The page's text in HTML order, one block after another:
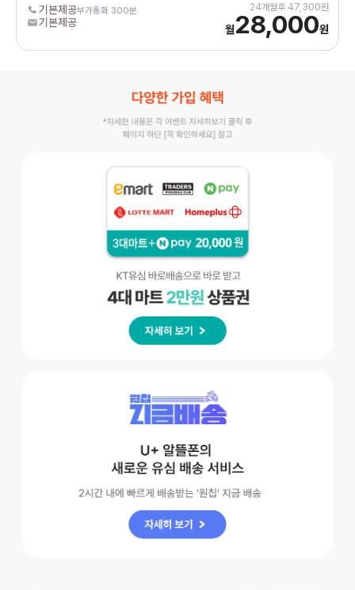
기본제공부가통화 300분
기본제공
24개월후 47,300원
월28,000원